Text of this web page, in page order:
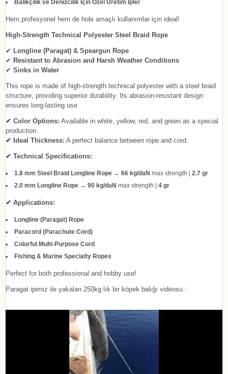
Balıkçılık ve Denizcilik İçin Özel Üretim İpler
Hem profesyonel hem de hobi amaçlı kullanımlar için ideal!
High-Strength Technical Polyester Steel Braid Rope
✔ Longline (Paragat) & Speargun Rope
✔ Resistant to Abrasion and Harsh Weather Conditions
✔ Sinks in Water
This rope is made of high-strength technical polyester with a steel braid
structure, providing superior durability. Its abrasion-resistant design
ensures long-lasting use.
✔ Color Options: Available in white, yellow, red, and green as a special
production.
✔ Ideal Thickness: A perfect balance between rope and cord.
✔ Technical Specifications:
1.8 mm Steel Braid Longline Rope → 66 kg/daN max strength | 2.7 gr
2.0 mm Longline Rope → 90 kg/daN max strength | 4 gr
✔ Applications:
Longline (Paragat) Rope
Paracord (Parachute Cord)
Colorful Multi-Purpose Cord
Fishing & Marine Specialty Ropes
Perfect for both professional and hobby use!
Paragat ipimiz ile yakalan 250kg lık bir köpek balığı videosu :